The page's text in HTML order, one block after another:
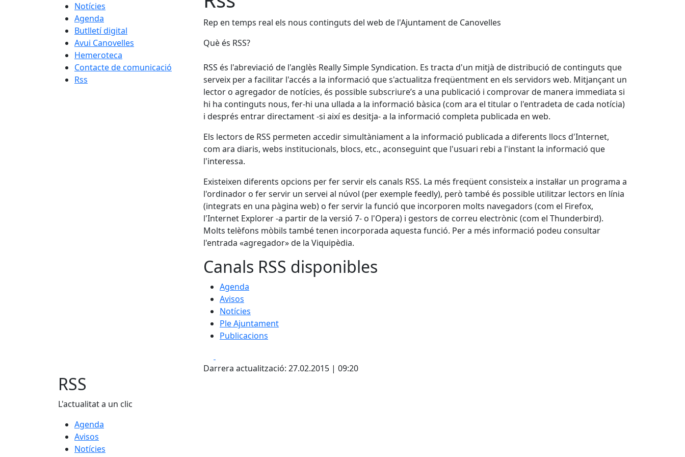
Notícies
Agenda
Butlletí digital
Avui Canovelles
Hemeroteca
Contacte de comunicació
Rss
Rep en temps real els nous continguts del web de l'Ajuntament de Canovelles
Què és RSS?
RSS és l'abreviació de l'anglès Really Simple Syndication. Es tracta d'un mitjà de distribució de continguts que
serveix per a facilitar l'accés a la informació que s'actualitza freqüentment en els servidors web. Mitjançant un
lector o agregador de notícies, és possible subscriure’s a una publicació i comprovar de manera immediata si
hi ha continguts nous, fer-hi una ullada a la informació bàsica (com ara el titular o l'entradeta de cada notícia)
i després entrar directament -si així es desitja- a la informació completa publicada en web.
Els lectors de RSS permeten accedir simultàniament a la informació publicada a diferents llocs d'Internet,
com ara diaris, webs institucionals, blocs, etc., aconseguint que l'usuari rebi a l'instant la informació que
l'interessa.
Existeixen diferents opcions per fer servir els canals RSS. La més freqüent consisteix a instal·lar un programa a
l'ordinador o fer servir un servei al núvol (per exemple feedly), però també és possible utilitzar lectors en línia
(integrats en una pàgina web) o fer servir la funció que incorporen molts navegadors (com el Firefox,
l'Internet Explorer -a partir de la versió 7- o l'Opera) i gestors de correu electrònic (com el Thunderbird).
Molts telèfons mòbils també tenen incorporada aquesta funció. Per a més informació podeu consultar
l'entrada «agregador» de la Viquipèdia.
Canals RSS disponibles
Agenda
Avisos
Notícies
Ple Ajuntament
Publicacions
Darrera actualització: 27.02.2015 | 09:20
RSS
L'actualitat a un clic
Agenda
Avisos
Notícies